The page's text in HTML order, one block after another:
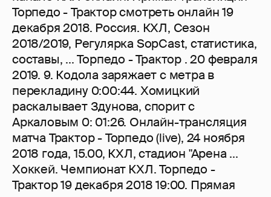
Торпедо - Трактор смотреть онлайн 19
декабря 2018. Россия. КХЛ, Сезон
2018/2019, Регулярка SopCast, статистика,
составы, ... Торпедо - Трактор . 20 февраля
2019. 9. Кодола заряжает с метра в
перекладину 0:00:44. Хомицкий
раскалывает Здунова, спорит с
Аркаловым 0: 01:26. Онлайн-трансляция
матча Трактор - Торпедо (live), 24 ноября
2018 года, 15.00, КХЛ, стадион "Арена ...
Хоккей. Чемпионат КХЛ. Торпедо -
Трактор 19 декабря 2018 19:00. Прямая